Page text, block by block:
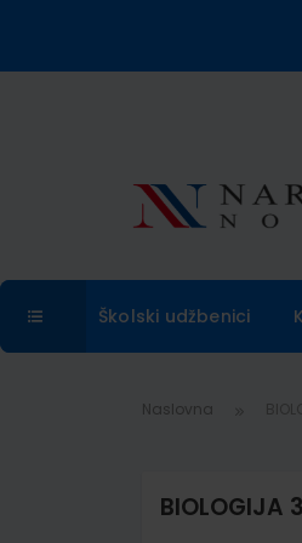
Školski udžbenici
Naslovna